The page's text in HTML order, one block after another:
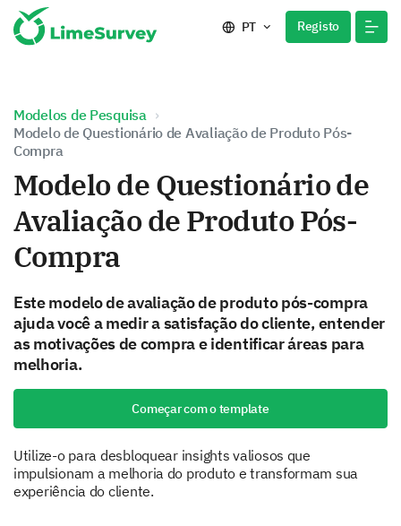
PT Registo
Modelos de Pesquisa
Modelo de Questionário de Avaliação de Produto Pós-
Compra
Modelo de Questionário de
Avaliação de Produto Pós-
Compra
Este modelo de avaliação de produto pós-compra
ajuda você a medir a satisfação do cliente, entender
as motivações de compra e identificar áreas para
melhoria.
Começar com o template
Utilize-o para desbloquear insights valiosos que
impulsionam a melhoria do produto e transformam sua
experiência do cliente.